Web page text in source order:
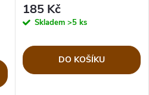
185 Kč
Skladem >5 ks
DO KOŠÍKU